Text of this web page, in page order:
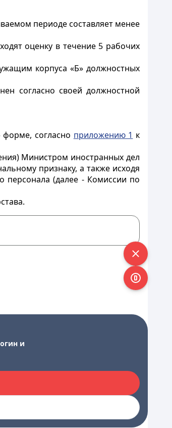
периоде составляет менее
оценку в течение 5 рабочих
корпуса «Б» должностных
согласно своей должностной
согласно приложению 1 к
Министром иностранных дел
признаку, а также исходя
персонала (далее - Комиссии по
и